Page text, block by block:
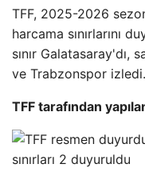
TFF, 2025-2026
harcama sınırlarını
sınır Galatasaray'dı,
ve Trabzonspor izledi.
TFF tarafından